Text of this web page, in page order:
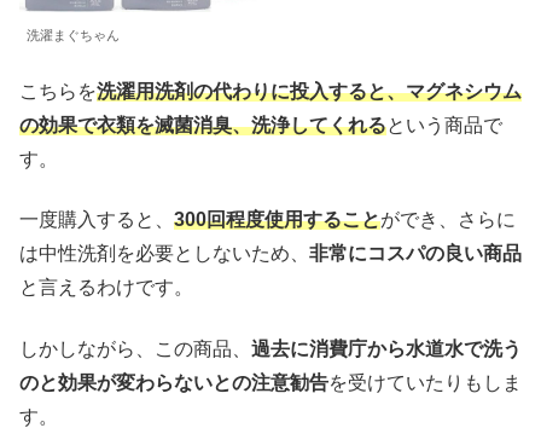
洗濯まぐちゃん
こちらを洗濯用洗剤の代わりに投入すると、マグネシウム
の効果で衣類を滅菌消臭、洗浄してくれるという商品で
す。
一度購入すると、 300回程度使用することができ、さらに
は中性洗剤を必要としないため、 非常にコスパの良い商品
と言えるわけです。
しかしながら、この商品、 過去に消費庁から水道水で洗う
のと効果が変わらないとの注意勧告を受けていたりもしま
す。